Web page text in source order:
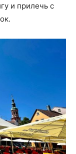
и прилечь с